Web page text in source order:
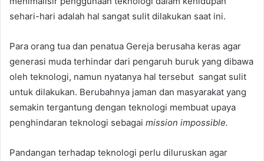
sehari-hari adalah hal sangat sulit dilakukan saat ini.
Para orang tua dan penatua Gereja berusaha keras agar
generasi muda terhindar dari pengaruh buruk yang dibawa
oleh teknologi, namun nyatanya hal tersebut sangat sulit
untuk dilakukan. Berubahnya jaman dan masyarakat yang
semakin tergantung dengan teknologi membuat upaya
penghindaran teknologi sebagai mission impossible.
Pandangan terhadap teknologi perlu diluruskan agar